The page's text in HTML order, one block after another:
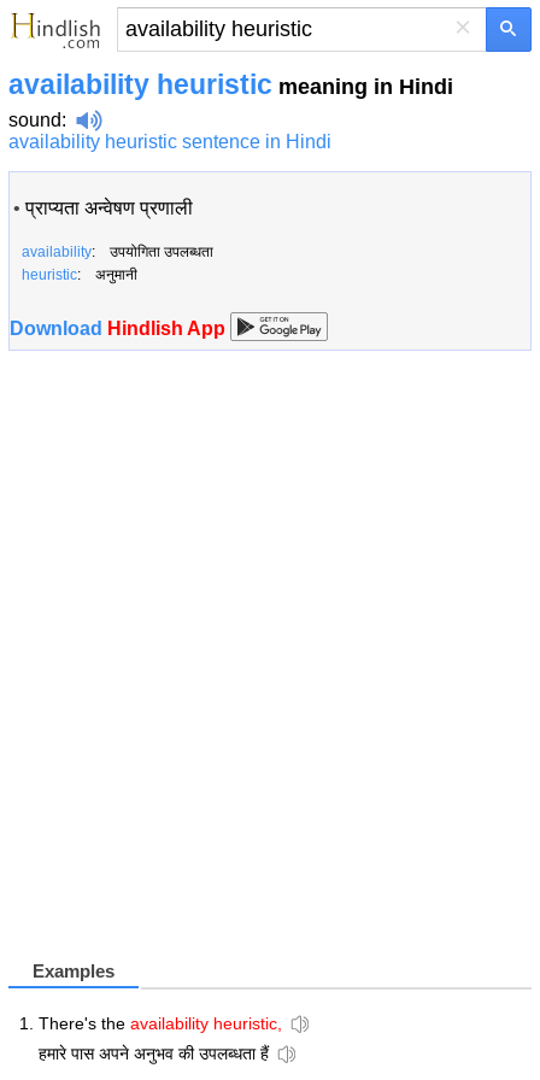
×
availability heuristic meaning in Hindi
sound:
availability heuristic sentence in Hindi
•प्राप्‍यता अन्वेषण प्रणाली
availability: उपयोगिता उपलब्धता
heuristic: अनुमानी
Download Hindlish App
Examples
There's the availability heuristic,
हमारे पास अपने अनुभव की उपलब्धता हैं